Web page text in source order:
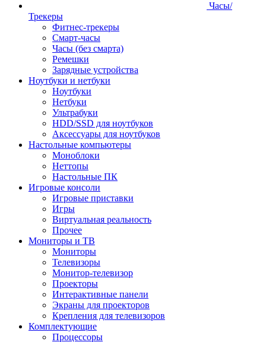
Часы/
Трекеры
Фитнес-трекеры
Смарт-часы
Часы (без смарта)
Ремешки
Зарядные устройства
Ноутбуки и нетбуки
Ноутбуки
Нетбуки
Ультрабуки
HDD/SSD для ноутбуков
Аксессуары для ноутбуков
Настольные компьютеры
Моноблоки
Неттопы
Настольные ПК
Игровые консоли
Игровые приставки
Игры
Виртуальная реальность
Прочее
Мониторы и ТВ
Мониторы
Телевизоры
Монитор-телевизор
Проекторы
Интерактивные панели
Экраны для проекторов
Крепления для телевизоров
Комплектующие
Процессоры